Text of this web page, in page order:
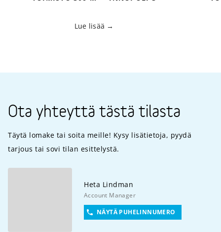
Lue lisää
Ota yhteyttä tästä tilasta
Täytä lomake tai soita meille! Kysy lisätietoja, pyydä
tarjous tai sovi tilan esittelystä.
Heta Lindman
Account Manager
NÄYTÄ PUHELINNUMERO